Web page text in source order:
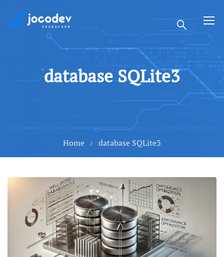
database SQLite3
Home database SQLite3